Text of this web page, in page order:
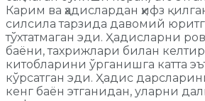
Карим ва ҳадислардан ҳифз
силсила тарзида давомий
тўхтатмаган эди. Ҳадисларни
баёни, тахрижлари билан
китобларини ўрганишга катта
кўрсатган эди. Ҳадис
кенг баён этганидан, уларни